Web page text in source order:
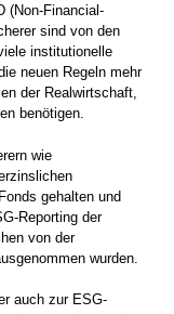
(Non-Financial­
sind von den
institutionelle
neuen Regeln mehr
der Realwirtschaft,
benötigen.
wie
gehalten und
Reporting der
von der
wurden.
auch zur ESG-